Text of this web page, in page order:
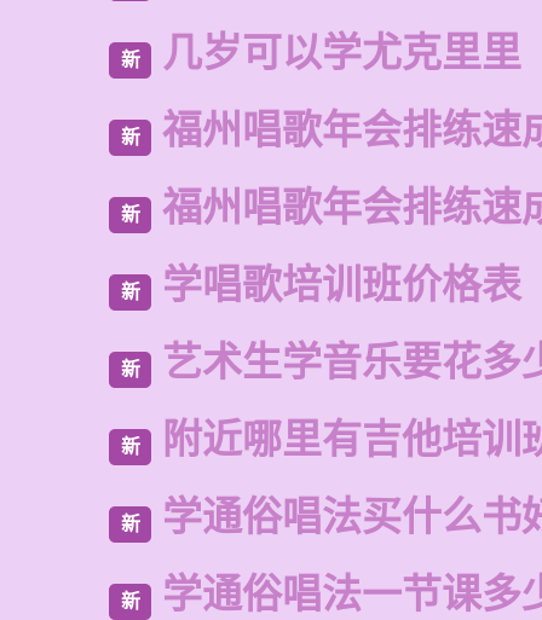
新 几岁可以学尤克里里
新 福州唱歌年会排练速
新 福州唱歌年会排练速
新 学唱歌培训班价格表
新 艺术生学音乐要花多
新 附近哪里有吉他培训
新 学通俗唱法买什么书
新 学通俗唱法一节课多